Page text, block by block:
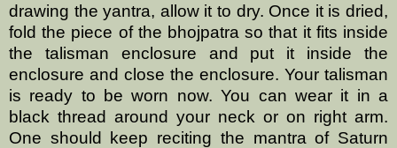
drawing the yantra, allow it to dry. Once it is dried,
fold the piece of the bhojpatra so that it fits inside
the talisman enclosure and put it inside the
enclosure and close the enclosure. Your talisman
is ready to be worn now. You can wear it in a
black thread around your neck or on right arm.
One should keep reciting the mantra of Saturn